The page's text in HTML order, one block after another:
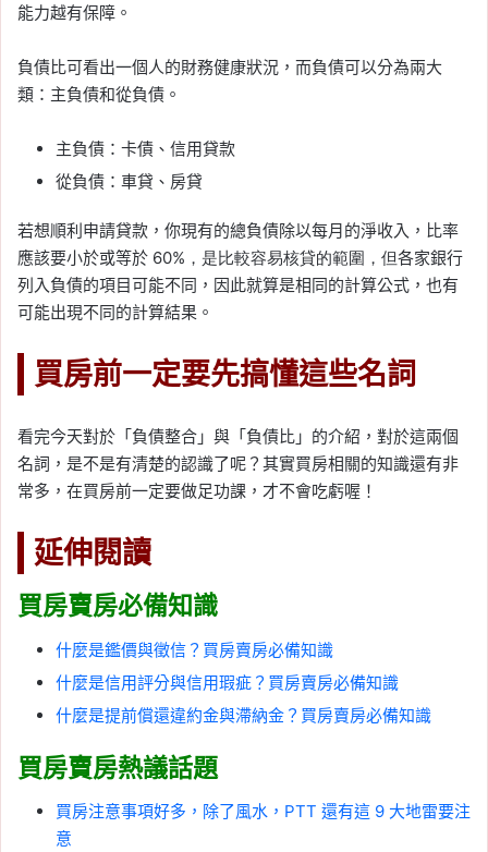
能力越有保障。
負債比可看出一個人的財務健康狀況，而負債可以分為兩大
類：主負債和從負債。
主負債：卡債、信用貸款
從負債：車貸、房貸
若想順利申請貸款，你現有的總負債除以每月的淨收入，比率
應該要小於或等於 60%，是比較容易核貸的範圍，但各家銀行
列入負債的項目可能不同，因此就算是相同的計算公式，也有
可能出現不同的計算結果。
買房前一定要先搞懂這些名詞
看完今天對於「負債整合」與「負債比」的介紹，對於這兩個
名詞，是不是有清楚的認識了呢？其實買房相關的知識還有非
常多，在買房前一定要做足功課，才不會吃虧喔！
延伸閱讀
買房賣房必備知識
什麼是鑑價與徵信？買房賣房必備知識
什麼是信用評分與信用瑕疵？買房賣房必備知識
什麼是提前償還違約金與滯納金？買房賣房必備知識
買房賣房熱議話題
買房注意事項好多，除了風水，PTT 還有這 9 大地雷要注
意